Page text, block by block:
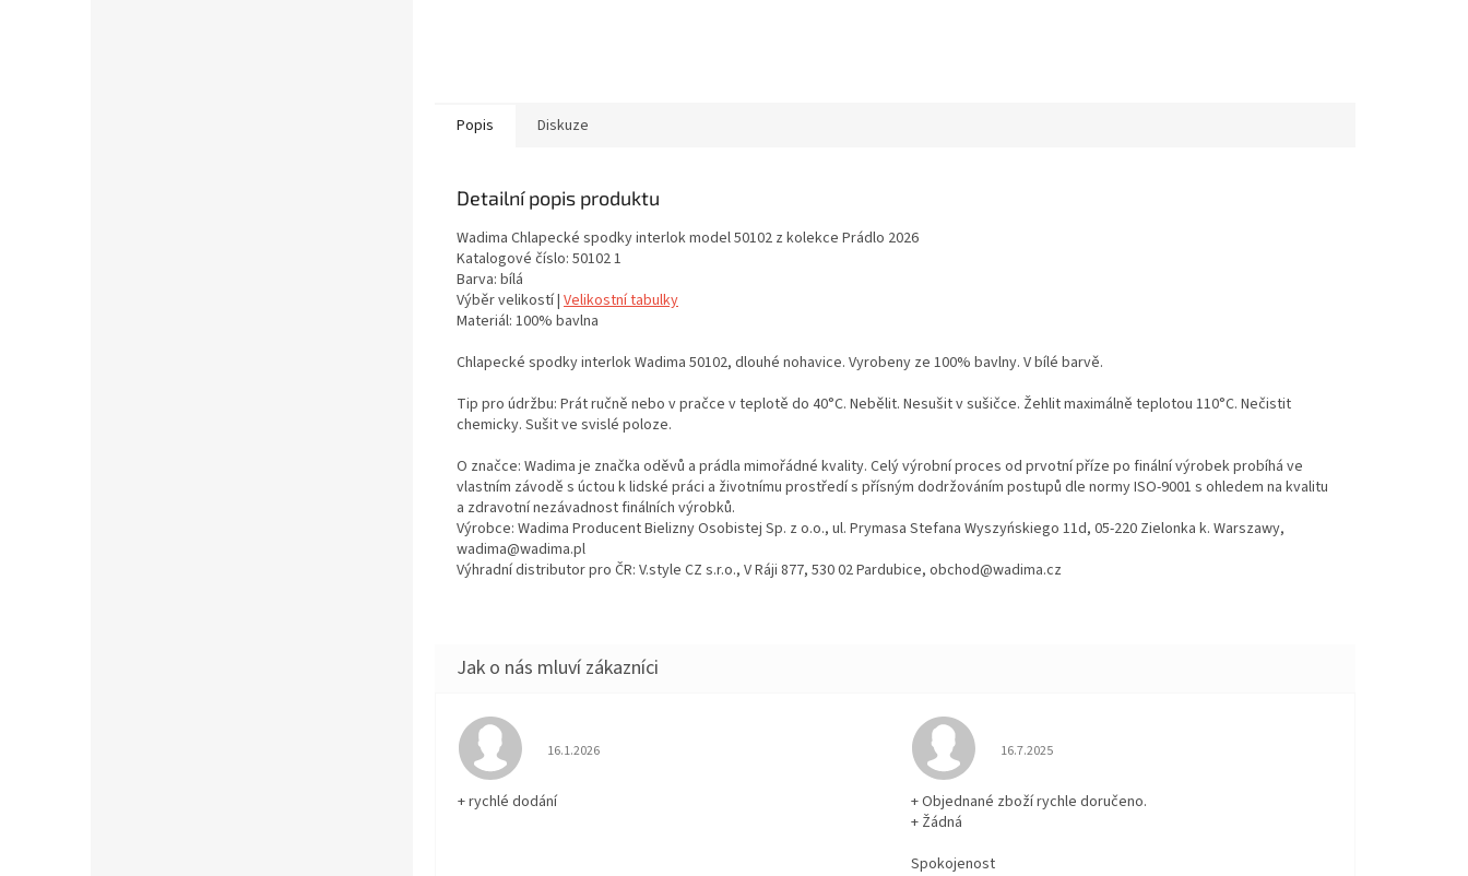
Popis Diskuze
Detailní popis produktu
Wadima Chlapecké spodky interlok model 50102 z kolekce Prádlo 2026
Katalogové číslo: 50102 1
Barva: bílá
Výběr velikostí | Velikostní tabulky
Materiál: 100% bavlna
Chlapecké spodky interlok Wadima 50102, dlouhé nohavice. Vyrobeny ze 100% bavlny. V bílé barvě.
Tip pro údržbu: Prát ručně nebo v pračce v teplotě do 40°C. Nebělit. Nesušit v sušičce. Žehlit maximálně teplotou 110°C. Nečistit
chemicky. Sušit ve svislé poloze.
O značce: Wadima je značka oděvů a prádla mimořádné kvality. Celý výrobní proces od prvotní příze po finální výrobek probíhá ve
vlastním závodě s úctou k lidské práci a životnímu prostředí s přísným dodržováním postupů dle normy ISO-9001 s ohledem na kvalitu
a zdravotní nezávadnost finálních výrobků.
Výrobce: Wadima Producent Bielizny Osobistej Sp. z o.o., ul. Prymasa Stefana Wyszyńskiego 11d, 05-220 Zielonka k. Warszawy,
wadima@wadima.pl
Výhradní distributor pro ČR: V.style CZ s.r.o., V Ráji 877, 530 02 Pardubice, obchod@wadima.cz
Hodnocení obchodu je 5 z 5 hvězdiček.
16.1.2026
+ rychlé dodání
Hodnocení obchodu je 5 z 5 hvězdiček.
16.7.2025
+ Objednané zboží rychle doručeno.
+ Žádná
Spokojenost